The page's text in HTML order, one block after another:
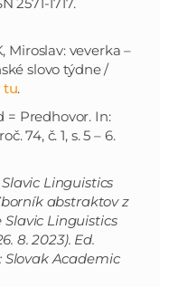
Miroslav: veverka –
slovo týdne /
tu.
= Predhovor. In:
74, č. 1, s. 5 – 6.
Linguistics
abstraktov z
Linguistics
8. 2023). Ed.
Slovak Academic